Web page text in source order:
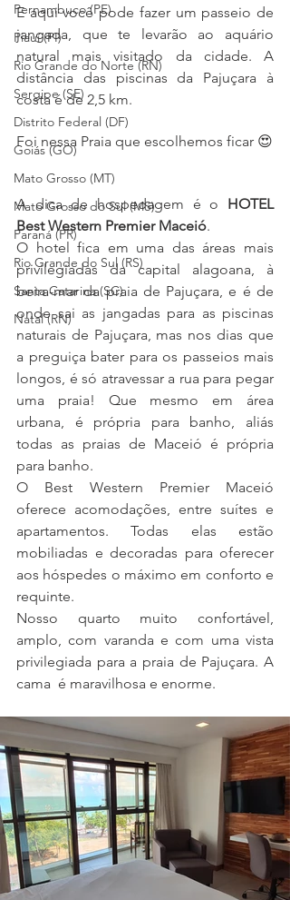
Pernambuco (PE)
Piauí (PI)
Rio Grande do Norte (RN)
Sergipe (SE)
Distrito Federal (DF)
Goiás (GO)
Mato Grosso (MT)
Mato Grosso do Sul (MS)
Paraná (PR)
Rio Grande do Sul (RS)
Santa Catarina (SC)
Natal (RN)
E aqui você pode fazer um passeio de
jangada, que te levarão ao aquário
natural mais visitado da cidade. A
distância das piscinas da Pajuçara à
costa é de 2,5 km.
Foi nessa Praia que escolhemos ficar 😍
A dica de hospedagem é o HOTEL
Best Western Premier Maceió.
O hotel fica em uma das áreas mais
privilegiadas da capital alagoana, à
beira-mar da praia de Pajuçara, e é de
onde sai as jangadas para as piscinas
naturais de Pajuçara, mas nos dias que
a preguiça bater para os passeios mais
longos, é só atravessar a rua para pegar
uma praia! Que mesmo em área
urbana, é própria para banho, aliás
todas as praias de Maceió é própria
para banho.
O Best Western Premier Maceió
oferece acomodações, entre suítes e
apartamentos. Todas elas estão
mobiliadas e decoradas para oferecer
aos hóspedes o máximo em conforto e
requinte.
Nosso quarto muito confortável,
amplo, com varanda e com uma vista
privilegiada para a praia de Pajuçara. A
cama  é maravilhosa e enorme.